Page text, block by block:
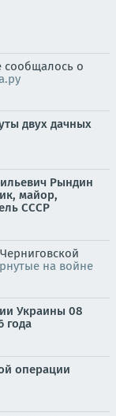
сообщалось о
двух дачных
Рындин
майор,
СССР
на войне
Украины 08
года
операции